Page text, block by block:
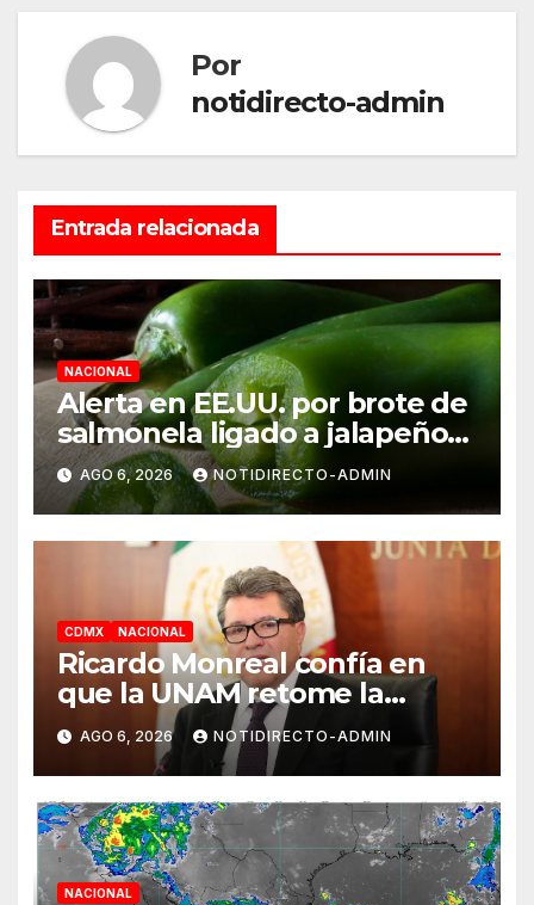
Por
notidirecto-admin
Entrada relacionada
NACIONAL
Alerta en EE.UU. por brote de
salmonela ligado a jalapeños
mexicanos; reportan 345
casos
AGO 6, 2026 NOTIDIRECTO-ADMIN
CDMX NACIONAL
Ricardo Monreal confía en
que la UNAM retome la
normalidad e inicie el
semestre mediante el diálogo
AGO 6, 2026 NOTIDIRECTO-ADMIN
NACIONAL